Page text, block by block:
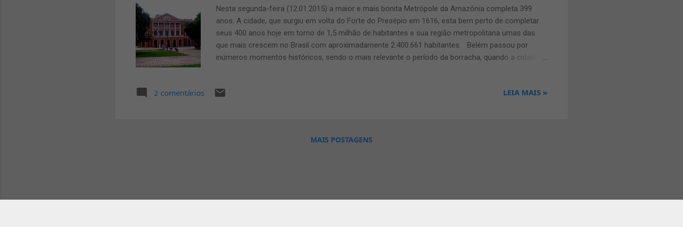
Nesta segunda-feira (12.01.2015) a maior e mais bonita Metrópole da Amazônia completa 399
anos. A cidade, que surgiu em volta do Forte do Presépio em 1616, esta bem perto de completar
seus 400 anos hoje em torno de 1,5 milhão de habitantes e sua região metropolitana umas das
que mais crescem no Brasil com aproximadamente 2.400.661 habitantes. Belém passou por
inúmeros momentos históricos, sendo o mais relevante o período da borracha, quando a cidade
tornando-se uma das mais belas cidades do nosso lindo Brasil. Depois do ano de 1920, com a
2 comentários LEIA MAIS »
MAIS POSTAGENS